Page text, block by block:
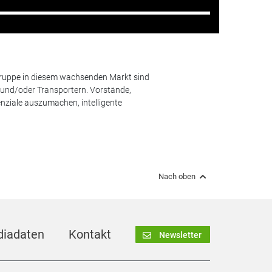
in diesem wachsenden Markt sind
oder Transportern. Vorstände,
auszumachen, intelligente
Nach oben
Kontakt Newsletter